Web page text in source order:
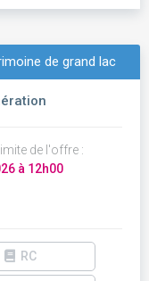
de grand lac
de l'offre :
à 12h00
RC